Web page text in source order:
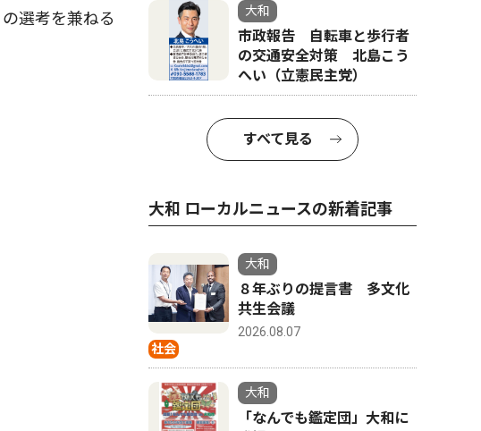
選考を兼ねる
大和
市政報告 自転車と歩行者
の交通安全対策 北島こう
へい（立憲民主党）
すべて見る
大和 ローカルニュースの新着記事
社会
大和
８年ぶりの提言書 多文化
共生会議
2026.08.07
大和
「なんでも鑑定団」大和に